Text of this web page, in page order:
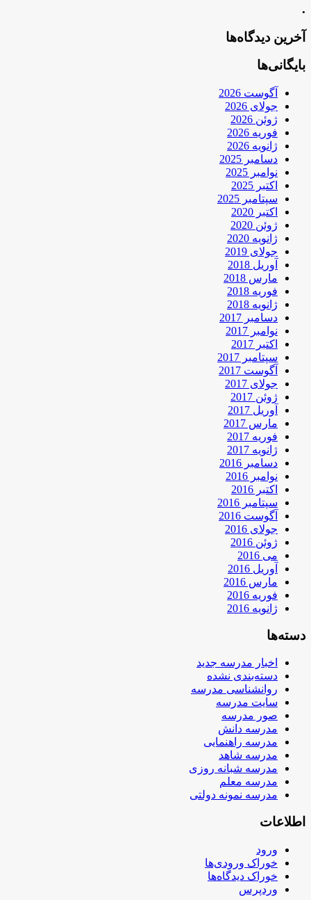
.
آخرین دیدگاه‌ها
بایگانی‌ها
آگوست 2026
جولای 2026
ژوئن 2026
فوریه 2026
ژانویه 2026
دسامبر 2025
نوامبر 2025
اکتبر 2025
سپتامبر 2025
اکتبر 2020
ژوئن 2020
ژانویه 2020
جولای 2019
آوریل 2018
مارس 2018
فوریه 2018
ژانویه 2018
دسامبر 2017
نوامبر 2017
اکتبر 2017
سپتامبر 2017
آگوست 2017
جولای 2017
ژوئن 2017
آوریل 2017
مارس 2017
فوریه 2017
ژانویه 2017
دسامبر 2016
نوامبر 2016
اکتبر 2016
سپتامبر 2016
آگوست 2016
جولای 2016
ژوئن 2016
می 2016
آوریل 2016
مارس 2016
فوریه 2016
ژانویه 2016
دسته‌ها
اخبار مدرسه جدید
دسته‌بندی نشده
روانشناسی مدرسه
سایت مدرسه
صور مدرسه
مدرسه دانش
مدرسه راهنمایی
مدرسه شاهد
مدرسه شبانه روزی
مدرسه معلم
مدرسه نمونه دولتی
اطلاعات
ورود
خوراک ورودی‌ها
خوراک دیدگاه‌ها
وردپرس